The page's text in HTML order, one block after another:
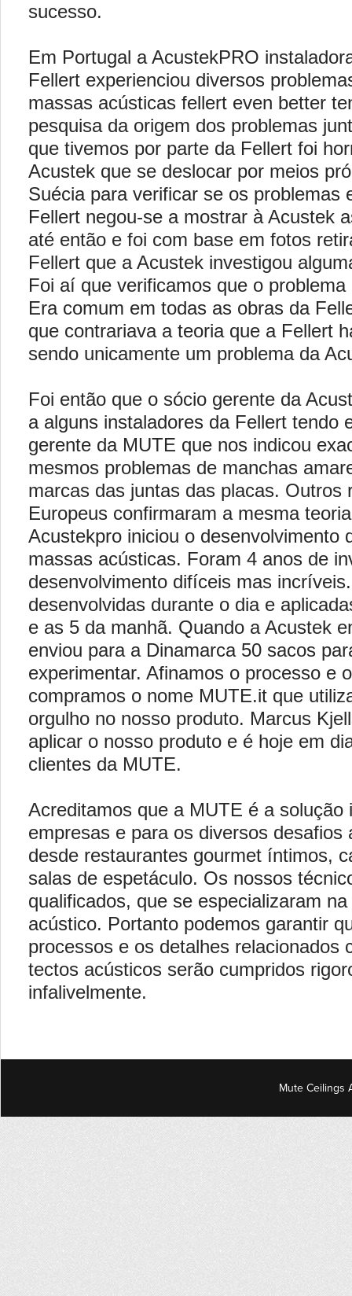
sucesso.
Em Portugal a AcustekPRO
Fellert experienciou diversos
massas acústicas fellert even better
pesquisa da origem dos problemas
que tivemos por parte da Fellert foi
Acustek que se deslocar por meios
Suécia para verificar se os problemas
Fellert negou-se a mostrar à Acustek
até então e foi com base em fotos
Fellert que a Acustek investigou
Foi aí que verificamos que o
Era comum em todas as obras da
que contrariava a teoria que a Fellert
sendo unicamente um problema da
Foi então que o sócio gerente da
a alguns instaladores da Fellert tendo
gerente da MUTE que nos indicou
mesmos problemas de manchas
marcas das juntas das placas. Outros
Europeus confirmaram a mesma
Acustekpro iniciou o desenvolvimento
massas acústicas. Foram 4 anos de
desenvolvimento difíceis mas
desenvolvidas durante o dia e
e as 5 da manhã. Quando a Acustek
enviou para a Dinamarca 50 sacos
experimentar. Afinamos o processo e
compramos o nome MUTE.it que
orgulho no nosso produto. Marcus
aplicar o nosso produto e é hoje em
clientes da MUTE.
Acreditamos que a MUTE é a solução
empresas e para os diversos desafios
desde restaurantes gourmet íntimos,
salas de espetáculo. Os nossos
qualificados, que se especializaram
acústico. Portanto podemos garantir
processos e os detalhes relacionados
tectos acústicos serão cumpridos
infalivelmente.
Mute Ceilings